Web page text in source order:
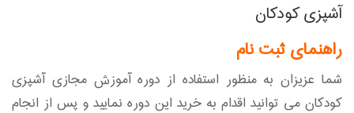
آشپزی کودکان
راهنمای ثبت نام
شما عزیزان به منظور استفاده از دوره آموزش مجازی آشپزی
کودکان می توانید اقدام به خرید این دوره نمایید و پس از انجام